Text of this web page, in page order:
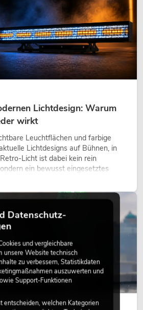
Lichtdesign: Warum
wirkt
Leuchtflächen und farbige
Lichtdesigns auf Bühnen, in
Licht ist dabei kein rein
ein bewusst eingesetztes
Atmosphäre, gibt Szenen
Datenschutz-
und vergleichbare
unsere Website technisch
zu verbessern, Statistikdaten
auszuwerten und
Support-Funktionen
entscheiden, welchen Kategorien